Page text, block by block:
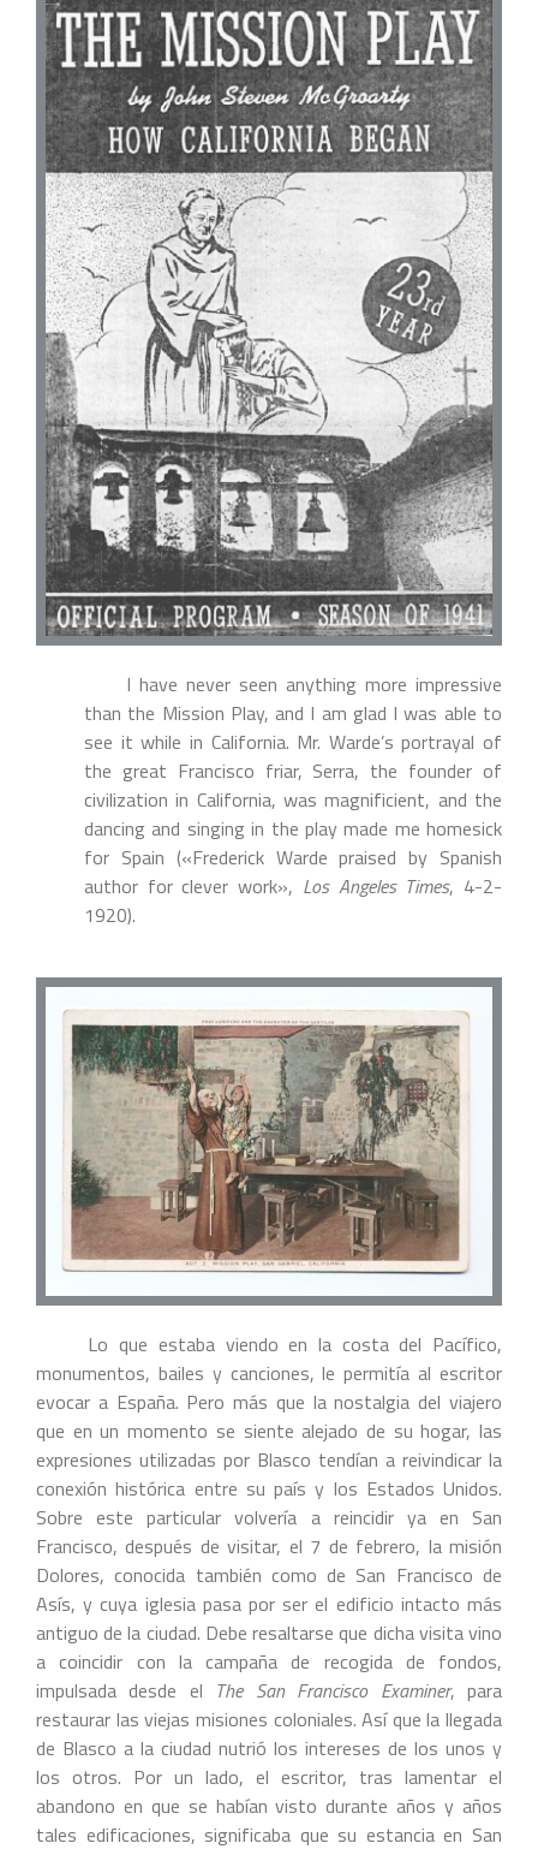
I have never seen anything more impressive
than the Mission Play, and I am glad I was able to
see it while in California. Mr. Warde’s portrayal of
the great Francisco friar, Serra, the founder of
civilization in California, was magnificient, and the
dancing and singing in the play made me homesick
for Spain («Frederick Warde praised by Spanish
author for clever work», Los Angeles Times, 4-2-
1920).
Lo que estaba viendo en la costa del Pacífico,
monumentos, bailes y canciones, le permitía al escritor
evocar a España. Pero más que la nostalgia del viajero
que en un momento se siente alejado de su hogar, las
expresiones utilizadas por Blasco tendían a reivindicar la
conexión histórica entre su país y los Estados Unidos.
Sobre este particular volvería a reincidir ya en San
Francisco, después de visitar, el 7 de febrero, la misión
Dolores, conocida también como de San Francisco de
Asís, y cuya iglesia pasa por ser el edificio intacto más
antiguo de la ciudad. Debe resaltarse que dicha visita vino
a coincidir con la campaña de recogida de fondos,
impulsada desde el The San Francisco Examiner, para
restaurar las viejas misiones coloniales. Así que la llegada
de Blasco a la ciudad nutrió los intereses de los unos y
los otros. Por un lado, el escritor, tras lamentar el
abandono en que se habían visto durante años y años
tales edificaciones, significaba que su estancia en San